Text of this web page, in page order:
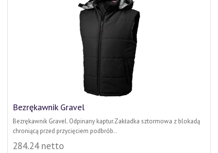
Bezrękawnik Gravel
Bezrękawnik Gravel. Odpinany kaptur.Zakładka sztormowa z blokadą
chroniącą przed przycięciem podbrób..
284.24 netto